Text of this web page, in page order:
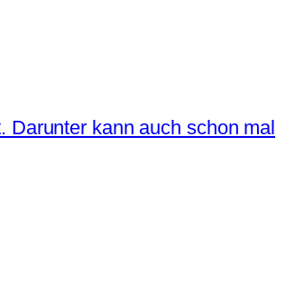
Darunter kann auch schon mal